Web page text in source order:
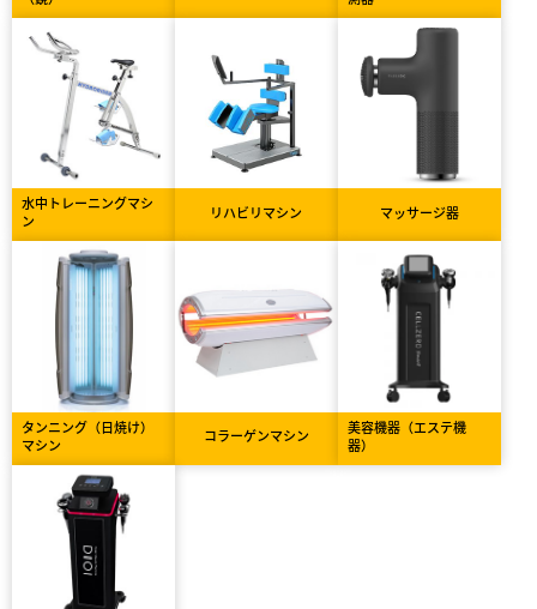
水中トレーニングマシ
ン
リハビリマシン マッサージ器
タンニング（日焼け）
マシン
コラーゲンマシン
美容機器（エステ機
器）